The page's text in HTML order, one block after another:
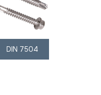
DIN 7504